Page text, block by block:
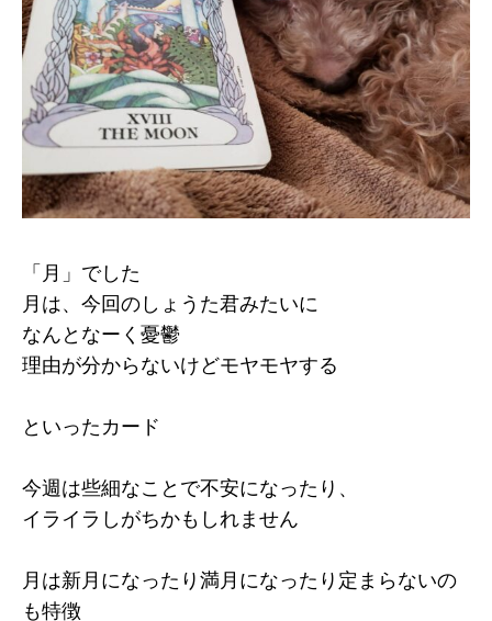
「月」でした
月は、今回のしょうた君みたいに
なんとなーく憂鬱
理由が分からないけどモヤモヤする
といったカード
今週は些細なことで不安になったり、
イライラしがちかもしれません
月は新月になったり満月になったり定まらないの
も特徴